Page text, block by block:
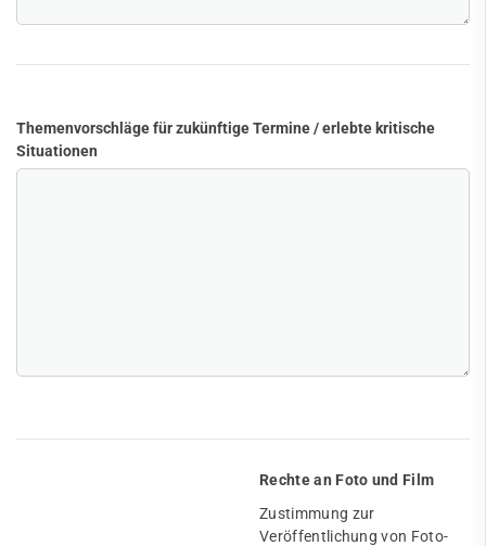
Themenvorschläge für zukünftige Termine / erlebte kritische
Situationen
Rechte an Foto und Film
Zustimmung zur
Veröffentlichung von Foto-